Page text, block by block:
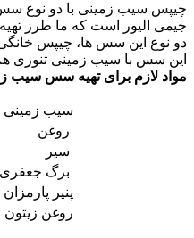
چیپس سیب زمینی با دو نوع
جیمی الیور است که ما طرز تهیه
دو نوع این سس ها، چیپس
این سس با سیب زمینی تنوری
مواد لازم برای تهیه سس سیب
سیب زمینی
روغن
سیر
برگ جعفری
پنیر پارمزان
روغن زیتون